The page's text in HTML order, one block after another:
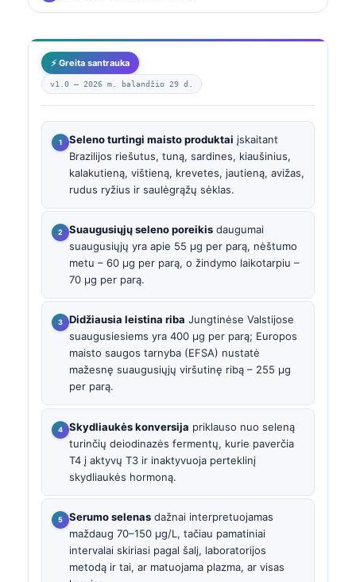
⚡ Greita santrauka
v1.0 — 2026 m. balandžio 29 d.
Seleno turtingi maisto produktai įskaitant
Brazilijos riešutus, tuną, sardines, kiaušinius,
kalakutieną, vištieną, krevetes, jautieną, avižas,
rudus ryžius ir saulėgrąžų sėklas.
Suaugusiųjų seleno poreikis daugumai
suaugusiųjų yra apie 55 µg per parą, nėštumo
metu – 60 µg per parą, o žindymo laikotarpiu –
70 µg per parą.
Didžiausia leistina riba Jungtinėse Valstijose
suaugusiesiems yra 400 µg per parą; Europos
maisto saugos tarnyba (EFSA) nustatė
mažesnę suaugusiųjų viršutinę ribą – 255 µg
per parą.
Skydliaukės konversija priklauso nuo seleną
turinčių deiodinazės fermentų, kurie paverčia
T4 į aktyvų T3 ir inaktyvuoja perteklinį
skydliaukės hormoną.
Serumo selenas dažnai interpretuojamas
maždaug 70–150 µg/L, tačiau pamatiniai
intervalai skiriasi pagal šalį, laboratorijos
metodą ir tai, ar matuojama plazma, ar visas